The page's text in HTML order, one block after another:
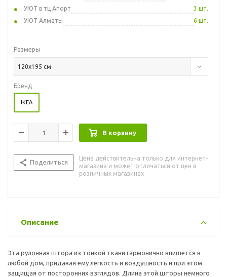
УЮТ в тц Апорт
3 шт.
УЮТ Алматы
6 шт.
Размеры
120x195 см
Бренд
IKEA
В корзину
Поделиться
Цена действительна только для интернет-
магазина и может отличаться от цен в
розничных магазинах
Описание
Эта рулонная штора из тонкой ткани гармонично впишется в
любой дом, придавая ему легкость и воздушность и при этом
защищая от посторонних взглядов. Длина этой шторы немного